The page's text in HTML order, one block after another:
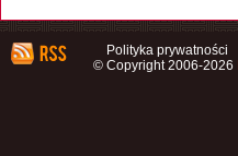
Polityka prywatności
© Copyright 2006-2026